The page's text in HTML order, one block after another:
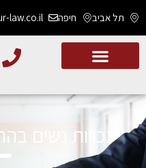
תל אביב חיפה law.co.il
זכויות נשים